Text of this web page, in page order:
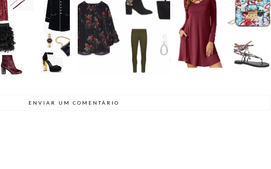
DE LOOKS
DE ANO
SEGUNDAS
INSPIRADORAS #1 |
LOOK PRIMARK
3 LOOKS DE
REGRESSO À ROTINA
// ROSEGAL
ENVIAR UM COMENTÁRIO